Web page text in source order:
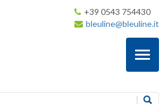
+39 0543 754430
bleuline@bleuline.it